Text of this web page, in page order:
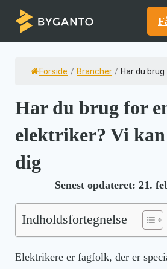
Forside / Brancher / Har du brug
Har du brug for
elektriker? Vi
dig
Senest opdateret: 21.
Indholdsfortegnelse
Elektrikere er fagfolk, der er